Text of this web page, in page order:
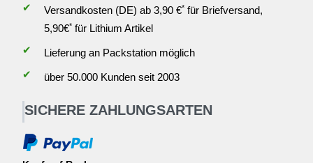
✔ Versandkosten (DE) ab 3,90 €*für Briefversand,
5,90€*für Lithium Artikel
✔
Lieferung an Packstation möglich
✔
über 50.000 Kunden seit 2003
SICHERE ZAHLUNGSARTEN